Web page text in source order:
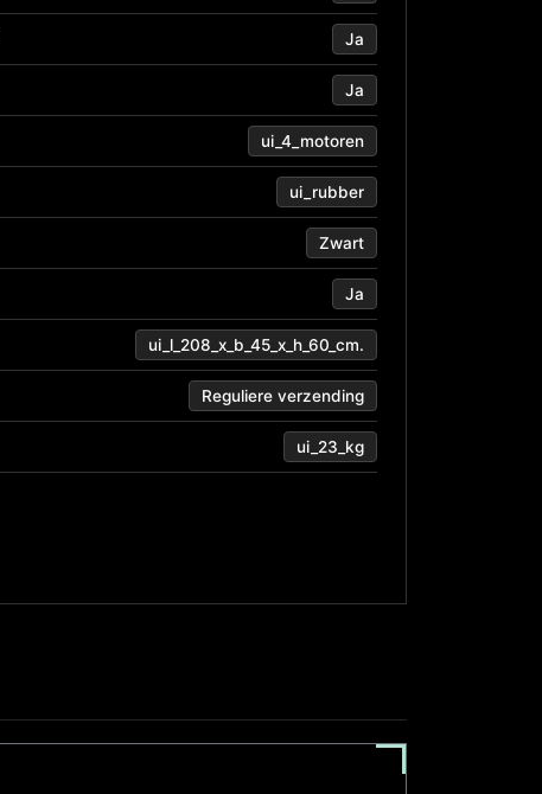
Ja
Ja
ui_4_motoren
ui_rubber
Zwart
Ja
ui_l_208_x_b_45_x_h_60_cm.
Reguliere verzending
ui_23_kg